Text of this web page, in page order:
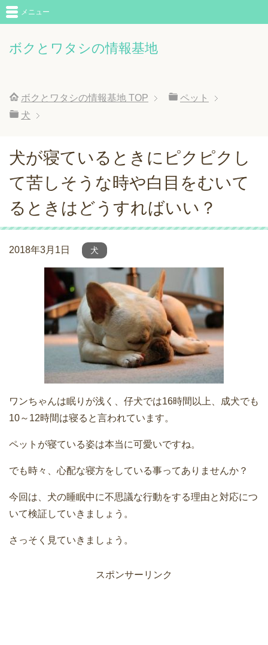
ボクとワタシの情報基地
メニュー
ボクとワタシの情報基地 TOP
ペット
犬
犬が寝ているときにピクピクし
て苦しそうな時や白目をむいて
るときはどうすればいい？
2018年3月1日 犬
ワンちゃんは眠りが浅く、仔犬では16時間以上、成犬でも
10～12時間は寝ると言われています。
ペットが寝ている姿は本当に可愛いですね。
でも時々、心配な寝方をしている事ってありませんか？
今回は、犬の睡眠中に不思議な行動をする理由と対応につ
いて検証していきましょう。
さっそく見ていきましょう。
スポンサーリンク